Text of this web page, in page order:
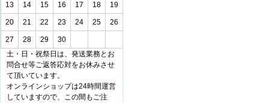
13 14 15 16 17 18 19
20 21 22 23 24 25 26
27 28 29
30
土・日・祝祭日は、発送業務とお
問合せ等ご返答応対をお休みさせ
て頂いています。
オンラインショップは24時間運営
していますので、この間もご注